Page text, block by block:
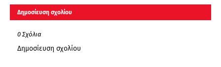
Δημοσίευση σχολίου
0 Σχόλια
Δημοσίευση σχολίου